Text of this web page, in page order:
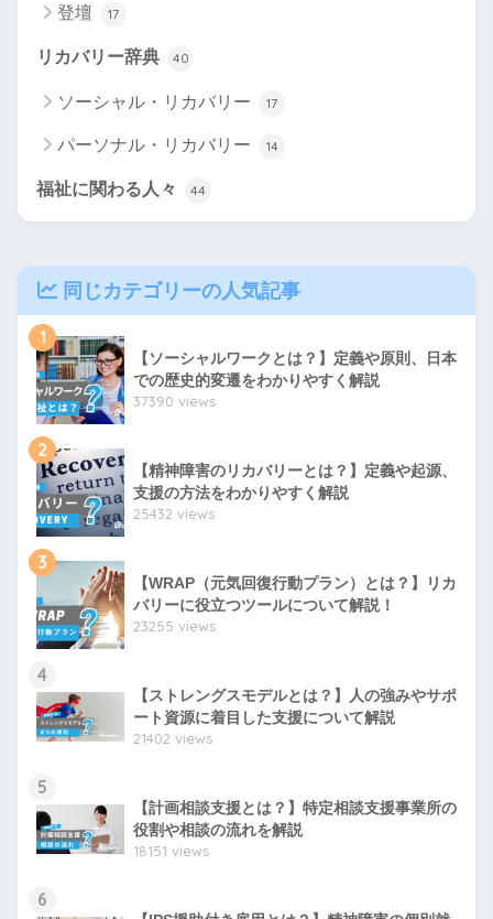
登壇 17
リカバリー辞典 40
ソーシャル・リカバリー 17
パーソナル・リカバリー 14
福祉に関わる人々 44
同じカテゴリーの人気記事
1
【ソーシャルワークとは？】定義や原則、日本
での歴史的変遷をわかりやすく解説
37390 views
2
【精神障害のリカバリーとは？】定義や起源、
支援の方法をわかりやすく解説
25432 views
3
【WRAP（元気回復行動プラン）とは？】リカ
バリーに役立つツールについて解説！
23255 views
4
【ストレングスモデルとは？】人の強みやサポ
ート資源に着目した支援について解説
21402 views
5
【計画相談支援とは？】特定相談支援事業所の
役割や相談の流れを解説
18151 views
6